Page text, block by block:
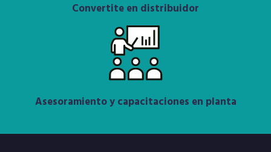
Convertite en distribuidor
Asesoramiento y capacitaciones en planta